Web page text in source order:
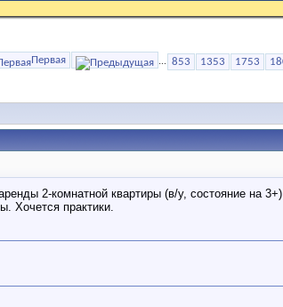
Первая ... 853 1353 1753
2-комнатной квартиры (в/у, состояние на
Хочется практики.